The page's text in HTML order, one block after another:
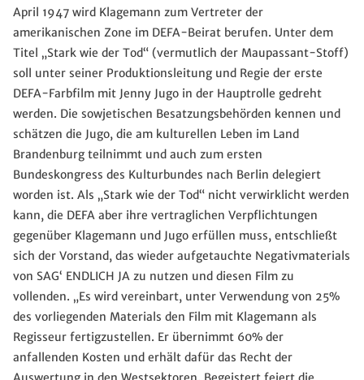
April 1947 wird Klagemann zum Vertreter der
amerikanischen Zone im DEFA-Beirat berufen. Unter dem
Titel „Stark wie der Tod“ (vermutlich der Maupassant-Stoff)
soll unter seiner Produktionsleitung und Regie der erste
DEFA-Farbfilm mit Jenny Jugo in der Hauptrolle gedreht
werden. Die sowjetischen Besatzungsbehörden kennen und
schätzen die Jugo, die am kulturellen Leben im Land
Brandenburg teilnimmt und auch zum ersten
Bundeskongress des Kulturbundes nach Berlin delegiert
worden ist. Als „Stark wie der Tod“ nicht verwirklicht werden
kann, die DEFA aber ihre vertraglichen Verpflichtungen
gegenüber Klagemann und Jugo erfüllen muss, entschließt
sich der Vorstand, das wieder aufgetauchte Negativmaterials
von SAG‘ ENDLICH JA zu nutzen und diesen Film zu
vollenden. „Es wird vereinbart, unter Verwendung von 25%
des vorliegenden Materials den Film mit Klagemann als
Regisseur fertigzustellen. Er übernimmt 60% der
anfallenden Kosten und erhält dafür das Recht der